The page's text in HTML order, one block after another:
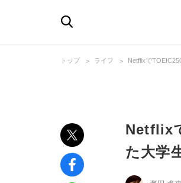
トップ ライフ Netflixで
Netflix
た大学